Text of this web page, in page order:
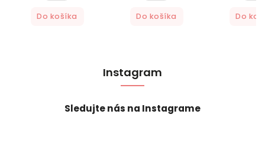
Do košíka Do košíka Do
Instagram
Sledujte nás na Instagrame